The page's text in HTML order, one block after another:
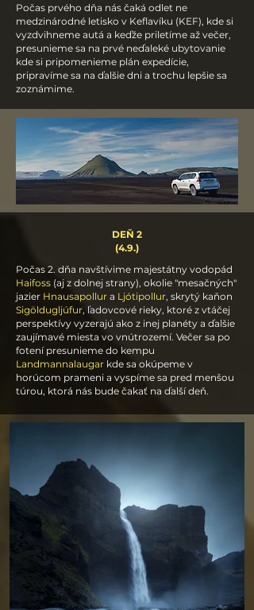
Počas prvého dňa nás čaká odlet ne
medzinárodné letisko v Keflavíku (KEF), kde si
vyzdvihneme autá a keďže priletíme až večer,
presunieme sa na prvé neďaleké ubytovanie
kde si pripomenieme plán expedície,
pripravíme sa na ďalšie dni a trochu lepšie sa
zoznámime.
DEŇ 2
(4.9.)
Počas 2. dňa navštívime majestátny vodopád
Haifoss (aj z dolnej strany), okolie "mesačných"
jazier Hnausapollur a Ljótipollur, skrytý kaňon
Sigöldugljúfur, ľadovcové rieky, ktoré z vtáčej
perspektívy vyzerajú ako z inej planéty a ďalšie
zaujímavé miesta vo vnútrozemí. Večer sa po
fotení presunieme do kempu
Landmannalaugar kde sa okúpeme v
horúcom prameni a vyspíme sa pred menšou
túrou, ktorá nás bude čakať na ďalší deň.